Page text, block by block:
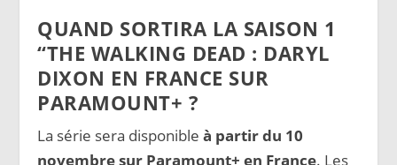
QUAND SORTIRA LA SAISON 1
“THE WALKING DEAD : DARYL
DIXON EN FRANCE SUR
PARAMOUNT+ ?
La série sera disponibleà partir du 10
novembre sur Paramount+ en France. Les